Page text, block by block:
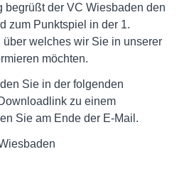
begrüßt der VC Wiesbaden den
zum Punktspiel in der 1.
welches wir Sie in unserer
möchten.
Sie in der folgenden
zu einem
Sie am Ende der E-Mail.